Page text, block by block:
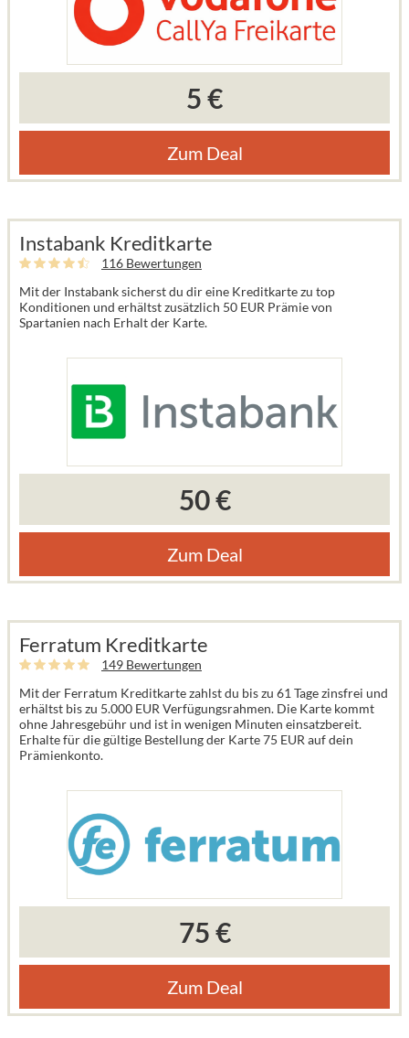
5 €
Zum Deal
Instabank Kreditkarte
116 Bewertungen
Mit der Instabank sicherst du dir eine Kreditkarte zu top
Konditionen und erhältst zusätzlich 50 EUR Prämie von
Spartanien nach Erhalt der Karte.
50 €
Zum Deal
Ferratum Kreditkarte
149 Bewertungen
Mit der Ferratum Kreditkarte zahlst du bis zu 61 Tage zinsfrei und
erhältst bis zu 5.000 EUR Verfügungsrahmen. Die Karte kommt
ohne Jahresgebühr und ist in wenigen Minuten einsatzbereit.
Erhalte für die gültige Bestellung der Karte 75 EUR auf dein
Prämienkonto.
75 €
Zum Deal